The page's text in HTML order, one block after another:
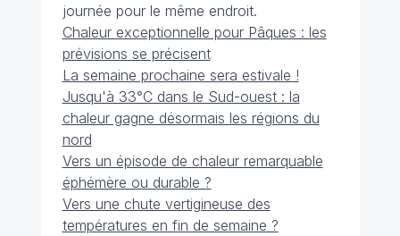
journée pour le même endroit.
Chaleur exceptionnelle pour Pâques : les
prévisions se précisent
La semaine prochaine sera estivale !
Jusqu'à 33°C dans le Sud-ouest : la
chaleur gagne désormais les régions du
nord
Vers un épisode de chaleur remarquable
éphémère ou durable ?
Vers une chute vertigineuse des
températures en fin de semaine ?